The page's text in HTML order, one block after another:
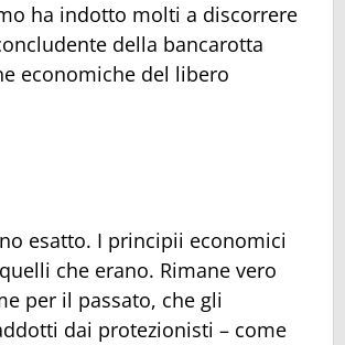
ha indotto molti a discorrere
della bancarotta
economiche del libero
esatto. I principii economici
che erano. Rimane vero
per il passato, che gli
dai protezionisti – come